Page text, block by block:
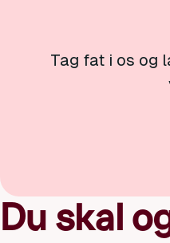
Tag fat i os og
Du skal